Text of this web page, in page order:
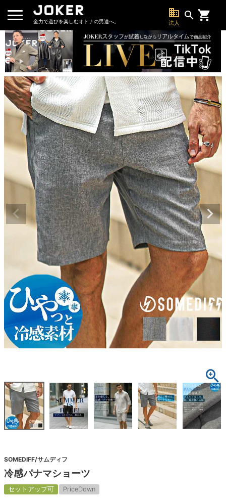
全力で遊びを楽しむオトナの男達へ。
business
法人
search
SOMEDIFF/サムディフ
冷感パナマショーツ
セットアップ可 PriceDown